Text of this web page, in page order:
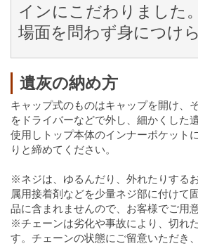
インにこだわりました。
場面を問わず身につけ
遺灰の納め方
キャップ式のものはキャップを開け、
をドライバーなどで外し、細かくした
使用しトップ本体のインナーポケット
りと締めてください。
※ネジは、ゆるんだり、外れたりする
属用接着剤などを少量ネジ部に付けて
品に含まれませんので、お客様でご用
※チェーンは劣化や事故により、切れ
す。チェーンの状態にご留意いただき